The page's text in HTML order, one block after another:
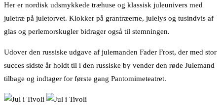
Her er nordisk udsmykkede træhuse og klassisk juleunivers med
juletræ på juletorvet. Klokker på grantræerne, julelys og tusindvis af
glas og perlemorskugler bidrager også til stemningen.
Udover den russiske udgave af julemanden Fader Frost, der med stor
succes sidste år holdt til i den russiske by vender den røde Julemand
tilbage og indtager for første gang Pantomimeteatret.